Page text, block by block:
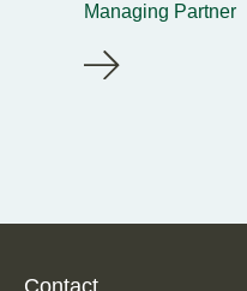
Managing Partner
Contact